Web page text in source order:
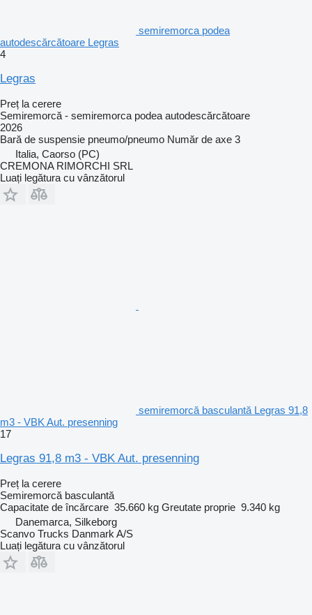
semiremorca podea
autodescărcătoare Legras
4
Legras
Preț la cerere
Semiremorcă - semiremorca podea autodescărcătoare
2026
Bară de suspensie pneumo/pneumo Număr de axe 3
Italia, Caorso (PC)
CREMONA RIMORCHI SRL
Luați legătura cu vânzătorul
semiremorcă basculantă Legras 91,8
m3 - VBK Aut. presenning
17
Legras 91,8 m3 - VBK Aut. presenning
Preț la cerere
Semiremorcă basculantă
Capacitate de încărcare 35.660 kg Greutate proprie 9.340 kg
Danemarca, Silkeborg
Scanvo Trucks Danmark A/S
Luați legătura cu vânzătorul